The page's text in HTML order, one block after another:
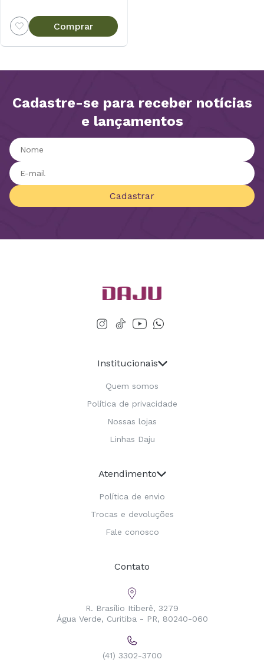
Comprar
Cadastre-se para receber notícias
e lançamentos
Cadastrar
Institucionais
Quem somos
Política de privacidade
Nossas lojas
Linhas Daju
Atendimento
Política de envio
Trocas e devoluções
Fale conosco
Contato
R. Brasílio Itiberê, 3279
Água Verde, Curitiba - PR, 80240-060
(41) 3302-3700